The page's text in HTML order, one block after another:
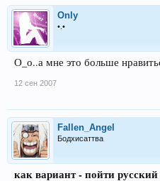
Only
•.•
О_о..а мне это больше
12 сен 2007
Fallen_Angel
Бодхисаттва
как вариант - пойти